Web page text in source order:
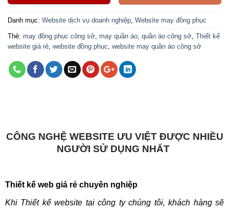
Danh mục: Website dịch vụ doanh nghiệp Website may đồng phục
Thẻ: may đồng phục công sở may quần áo quần áo công sở Thiết kế
website giá rẻ website đồng phục website may quần áo công sở
CÔNG NGHỆ WEBSITE ƯU VIỆT ĐƯỢC NHIỀU
NGƯỜI SỬ DỤNG NHẤT
Thiết kế web giá rẻ chuyên nghiệp
Khi Thiết kế website tại công ty chúng tôi, khách hàng sẽ